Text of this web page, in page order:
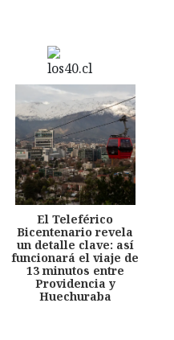
El Teleférico
Bicentenario revela
un detalle clave: así
funcionará el viaje de
13 minutos entre
Providencia y
Huechuraba